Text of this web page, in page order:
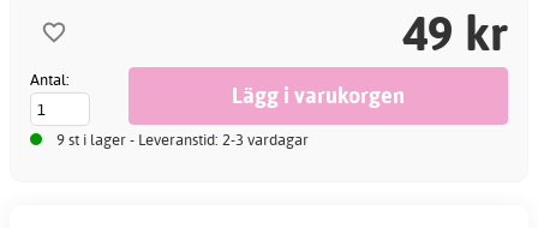
49 kr
Antal:
9 st i lager - Leveranstid: 2-3 vardagar